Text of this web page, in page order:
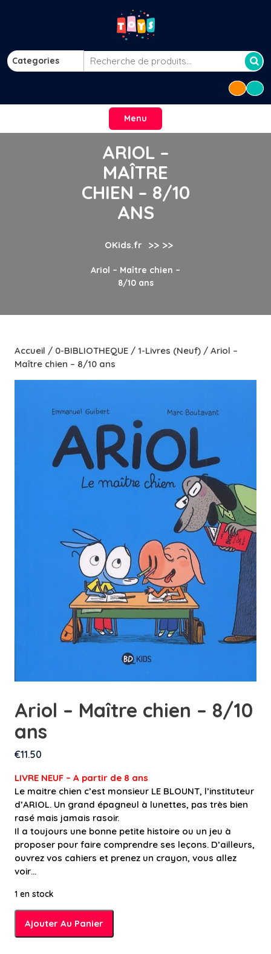
Categories
Recherche
Menu
ARIOL –
MAÎTRE
CHIEN – 8/10
ANS
OKids.fr >> >>
Ariol – Maître chien –
8/10 ans
Accueil / 0-BIBLIOTHEQUE / 1-Livres (Neuf) / Ariol –
Maître chien – 8/10 ans
Ariol – Maître chien – 8/10
ans
€11.50
LIVRE NEUF – A partir de 8 ans
Le maitre chien c’est monsieur LE BLOUNT, l’instituteur
d’ARIOL. Un grand épagneul à lunettes, pas très bien
rasé mais jamais rasoir.
Il a toujours une bonne petite histoire ou un jeu à
proposer pour faire comprendre ses leçons. D’ailleurs,
ouvrez vos cahiers et prenez un crayon, vous allez
voir…
1 en stock
quantité
deAjouter Au Panier